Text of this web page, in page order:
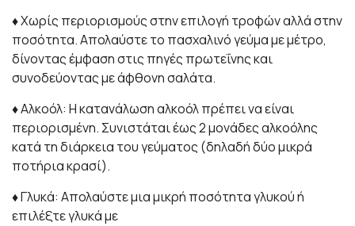
♦Χωρίς περιορισμούς στην επιλογή τροφών αλλά στην
ποσότητα. Απολαύστε το πασχαλινό γεύμα με μέτρο,
δίνοντας έμφαση στις πηγές πρωτεΐνης και
συνοδεύοντας με άφθονη σαλάτα.
♦Αλκοόλ: Η κατανάλωση αλκοόλ πρέπει να είναι
περιορισμένη. Συνιστάται έως 2 μονάδες αλκοόλης
κατά τη διάρκεια του γεύματος (δηλαδή δύο μικρά
ποτήρια κρασί).
♦Γλυκά: Απολαύστε μια μικρή ποσότητα γλυκού ή
επιλέξτε γλυκά με